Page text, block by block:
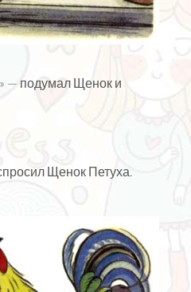
— подумал Щенок и
Щенок Петуха.